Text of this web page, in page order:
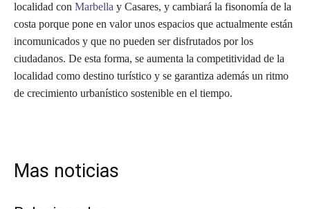
localidad con Marbella y Casares, y cambiará la fisonomía de la
costa porque pone en valor unos espacios que actualmente están
incomunicados y que no pueden ser disfrutados por los
ciudadanos. De esta forma, se aumenta la competitividad de la
localidad como destino turístico y se garantiza además un ritmo
de crecimiento urbanístico sostenible en el tiempo.
Mas noticias